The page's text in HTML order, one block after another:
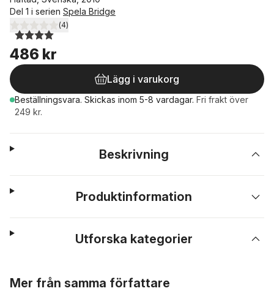
Del 1 i serien Spela Bridge
4,0utav 5 stjärnor. Totalt antal röster:
(4)
486 kr
Lägg i varukorg
Beställningsvara. Skickas inom 5-8 vardagar. Fri frakt över
249 kr.
Beskrivning
Produktinformation
Utforska kategorier
Mer från samma författare